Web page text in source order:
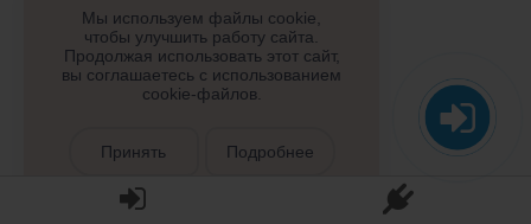
Мы используем файлы cookie,
чтобы улучшить работу сайта.
Продолжая использовать этот сайт,
вы соглашаетесь с использованием
cookie-файлов.
Принять Подробнее